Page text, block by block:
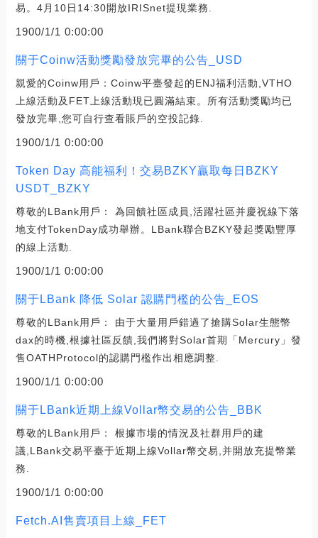
易。4月10日14:30開放IRISnet提現業務.
1900/1/1 0:00:00
關于Coinw活動獎勵發放完畢的公告_USD
親愛的Coinw用戶：Coinw平臺發起的ENJ福利活動,VTHO
上線活動及FET上線活動現已圓滿結束。所有活動獎勵均已
發放完畢,您可自行查看賬戶的空投記錄.
1900/1/1 0:00:00
Token Day 高能福利！交易BZKY贏取每日BZKY
USDT_BZKY
尊敬的LBank用戶： 為回饋社區成員,活躍社區并慶祝線下落
地支付TokenDay成功舉辦。LBank聯合BZKY發起獎勵豐厚
的線上活動.
1900/1/1 0:00:00
關于LBank 降低 Solar 認購門檻的公告_EOS
尊敬的LBank用戶： 由于大量用戶錯過了搶購Solar生態幣
dax的時機,根據社區反饋,我們將對Solar首期「Mercury」發
售OATHProtocol的認購門檻作出相應調整.
1900/1/1 0:00:00
關于LBank近期上線Vollar幣交易的公告_BBK
尊敬的LBank用戶： 根據市場的情況及社群用戶的建
議,LBank交易平臺于近期上線Vollar幣交易,并開放充提幣業
務.
1900/1/1 0:00:00
Fetch.AI售賣項目上線_FET